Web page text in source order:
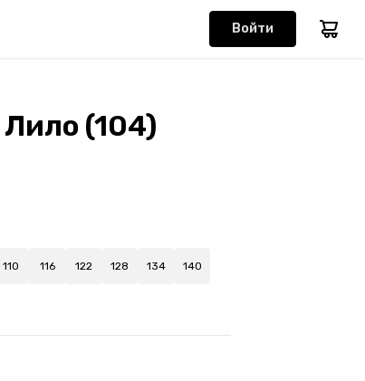
Войти
(104)
110 116 122 128 134 140